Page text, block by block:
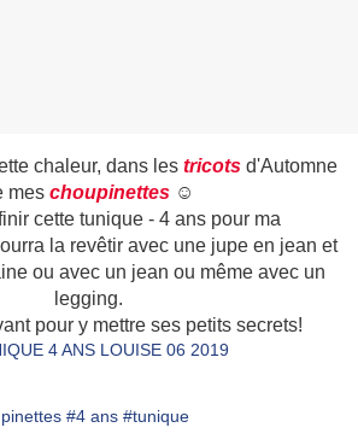
chaleur, dans les tricots d'Automne
mes choupinettes ☺
cette tunique - 4 ans pour ma
la revêtir avec une jupe en jean et
ou avec un jean ou même avec un
legging.
pour y mettre ses petits secrets!
#4 ans #tunique